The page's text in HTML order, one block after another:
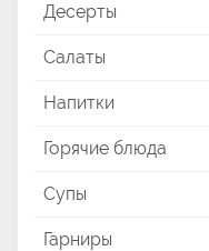
Десерты
Салаты
Напитки
Горячие блюда
Супы
Гарниры